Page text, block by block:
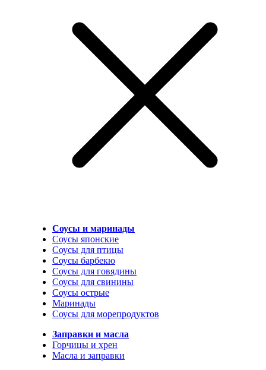
Соусы и маринады
Соусы японские
Соусы для птицы
Соусы барбекю
Соусы для говядины
Соусы для свинины
Соусы острые
Маринады
Соусы для морепродуктов
Заправки и масла
Горчицы и хрен
Масла и заправки